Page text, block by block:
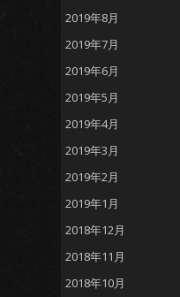
2019年8月
2019年7月
2019年6月
2019年5月
2019年4月
2019年3月
2019年2月
2019年1月
2018年12月
2018年11月
2018年10月